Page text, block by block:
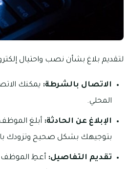
لتقديم بلاغ بشأن نصب واحتيال
الاتصال بالشرطة: يمكنك
المحلي.
الإبلاغ عن الحادثة: أبلغ
بتوجيهك بشكل صحيح وتزودك
تقديم التفاصيل: أعطِ الموظف